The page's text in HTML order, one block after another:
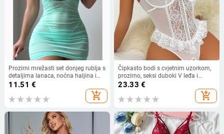
Prozirni mrežasti set donjeg rublja s
detaljima lanaca, noćna haljina i
tanga
11.51 €
add_shopping_cart
Čipkasto bodi s cvjetnim uzorkom,
prozirno, seksi duboki V leđa i
izloženi pubični dio — poliester 95–
100%, tanka tkanina 121–140
g/m2, porijeklo Foshan, proljeće
23.33 €
add_shopping_cart